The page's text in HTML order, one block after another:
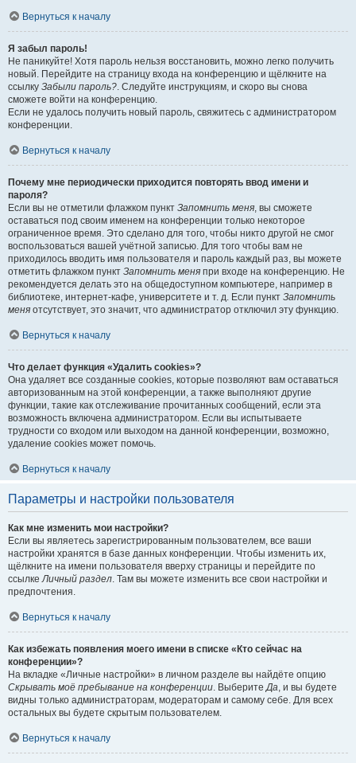
Вернуться к началу
Я забыл пароль!
Не паникуйте! Хотя пароль нельзя восстановить, можно легко получить
новый. Перейдите на страницу входа на конференцию и щёлкните на
ссылку Забыли пароль? . Следуйте инструкциям, и скоро вы снова
сможете войти на конференцию.
Если не удалось получить новый пароль, свяжитесь с администратором
конференции.
Вернуться к началу
Почему мне периодически приходится повторять ввод имени и
пароля?
Если вы не отметили флажком пункт Запомнить меня , вы сможете
оставаться под своим именем на конференции только некоторое
ограниченное время. Это сделано для того, чтобы никто другой не смог
воспользоваться вашей учётной записью. Для того чтобы вам не
приходилось вводить имя пользователя и пароль каждый раз, вы можете
отметить флажком пункт Запомнить меня при входе на конференцию. Не
рекомендуется делать это на общедоступном компьютере, например в
библиотеке, интернет-кафе, университете и т. д. Если пункт Запомнить
меня отсутствует, это значит, что администратор отключил эту функцию.
Вернуться к началу
Что делает функция «Удалить cookies»?
Она удаляет все созданные cookies, которые позволяют вам оставаться
авторизованным на этой конференции, а также выполняют другие
функции, такие как отслеживание прочитанных сообщений, если эта
возможность включена администратором. Если вы испытываете
трудности со входом или выходом на данной конференции, возможно,
удаление cookies может помочь.
Вернуться к началу
Параметры и настройки пользователя
Как мне изменить мои настройки?
Если вы являетесь зарегистрированным пользователем, все ваши
настройки хранятся в базе данных конференции. Чтобы изменить их,
щёлкните на имени пользователя вверху страницы и перейдите по
ссылке Личный раздел . Там вы можете изменить все свои настройки и
предпочтения.
Вернуться к началу
Как избежать появления моего имени в списке «Кто сейчас на
конференции»?
На вкладке «Личные настройки» в личном разделе вы найдёте опцию
Скрывать моё пребывание на конференции . Выберите Да , и вы будете
видны только администраторам, модераторам и самому себе. Для всех
остальных вы будете скрытым пользователем.
Вернуться к началу